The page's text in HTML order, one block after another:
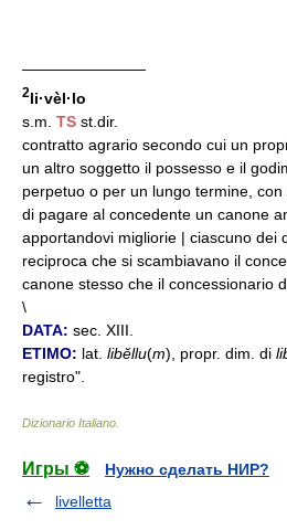
————————
2li·vèl·lo
s.m. TS st.dir.
contratto agrario secondo cui un
un altro soggetto il possesso e il
perpetuo o per un lungo termine,
di pagare al concedente un canone
apportandovi migliorie | ciascuno dei
reciproca che si scambiavano il
canone stesso che il concessionario
\
DATA: sec. XIII.
ETIMO: lat. libĕllu(m), propr. dim. di
registro".
Dizionario Italiano
Игры ⚽
Нужно сделать НИР?
livelletta